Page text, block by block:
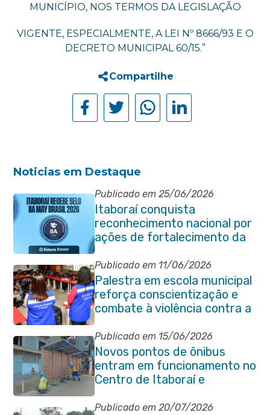
MUNICÍPIO, NOS TERMOS DA LEGISLAÇÃO
VIGENTE, ESPECIALMENTE, A LEI Nº 8666/93 E O
DECRETO MUNICIPAL 60/15.”
Compartilhe
Noticias em Destaque
Publicado em 25/06/2026
Itaboraí conquista
reconhecimento nacional por
ações de fortalecimento da
Auditoria Interna
Publicado em 11/06/2026
Palestra em escola municipal
reforça conscientização e
combate à violência contra a
pessoa idosa em Itaboraí
Publicado em 15/06/2026
Novos pontos de ônibus
entram em funcionamento no
Centro de Itaboraí e
garantem mais conforto à
população
Publicado em 20/07/2026